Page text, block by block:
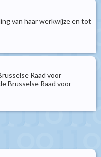
van haar werkwijze en tot
Raad voor
Brusselse Raad voor